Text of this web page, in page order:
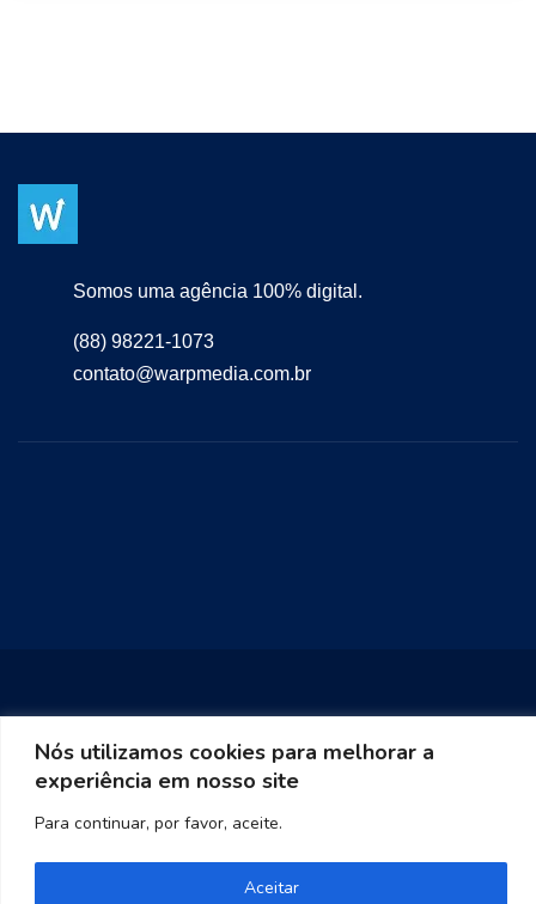
Nós utilizamos cookies para melhorar a
experiência em nosso site
Para continuar, por favor, aceite.
Aceitar
Somos uma agência 100% digital.
(88) 98221-1073
contato@warpmedia.com.br
Warp Media 2023